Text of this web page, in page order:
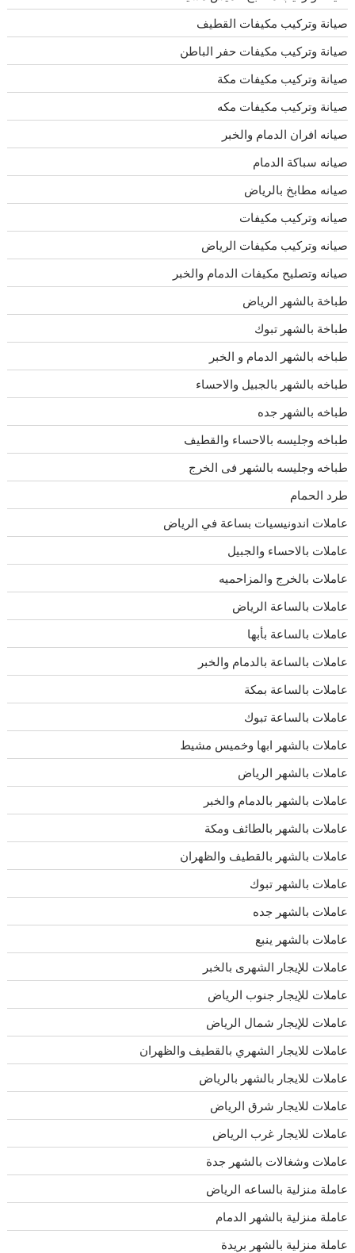
صيانة وتركيب مكيفات القطيف
صيانة وتركيب مكيفات حفر الباطن
صيانة وتركيب مكيفات مكة
صيانة وتركيب مكيفات مكه
صيانه افران الدمام والخبر
صيانه سباكة الدمام
صيانه مطابخ بالرياض
صيانه وتركيب مكيفات
صيانه وتركيب مكيفات الرياض
صيانه وتصليح مكيفات الدمام والخبر
طباخة بالشهر الرياض
طباخة بالشهر تبوك
طباخه بالشهر الدمام و الخبر
طباخه بالشهر بالجبيل والاحساء
طباخه بالشهر جده
طباخه وجليسه بالاحساء والقطيف
طباخه وجليسه بالشهر فى الخرج
طرد الحمام
عاملات اندونيسيات بساعة في الرياض
عاملات بالاحساء والجبيل
عاملات بالخرج والمزاحميه
عاملات بالساعة الرياض
عاملات بالساعة بأبها
عاملات بالساعة بالدمام والخبر
عاملات بالساعة بمكة
عاملات بالساعة تبوك
عاملات بالشهر ابها وخميس مشيط
عاملات بالشهر الرياض
عاملات بالشهر بالدمام والخبر
عاملات بالشهر بالطائف ومكة
عاملات بالشهر بالقطيف والظهران
عاملات بالشهر تبوك
عاملات بالشهر جده
عاملات بالشهر ينبع
عاملات للإيجار الشهرى بالخبر
عاملات للإيجار جنوب الرياض
عاملات للإيجار شمال الرياض
عاملات للايجار الشهري بالقطيف والظهران
عاملات للايجار بالشهر بالرياض
عاملات للايجار شرق الرياض
عاملات للايجار غرب الرياض
عاملات وشغالات بالشهر جدة
عاملة منزلية بالساعه الرياض
عاملة منزلية بالشهر الدمام
عاملة منزلية بالشهر بريدة